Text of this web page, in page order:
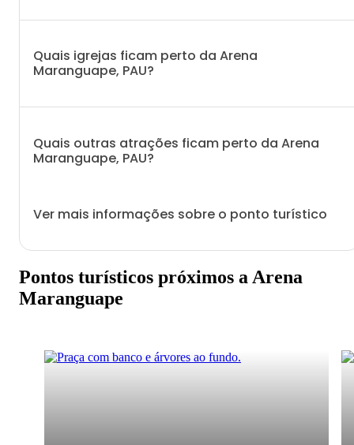
Quais igrejas ficam perto da Arena
Maranguape, PAU?
Quais outras atrações ficam perto da Arena
Maranguape, PAU?
Ver mais informações sobre o ponto turístico
Pontos turísticos próximos a Arena
Maranguape